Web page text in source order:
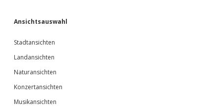
Ansichtsauswahl
Stadtansichten
Landansichten
Naturansichten
Konzertansichten
Musikansichten